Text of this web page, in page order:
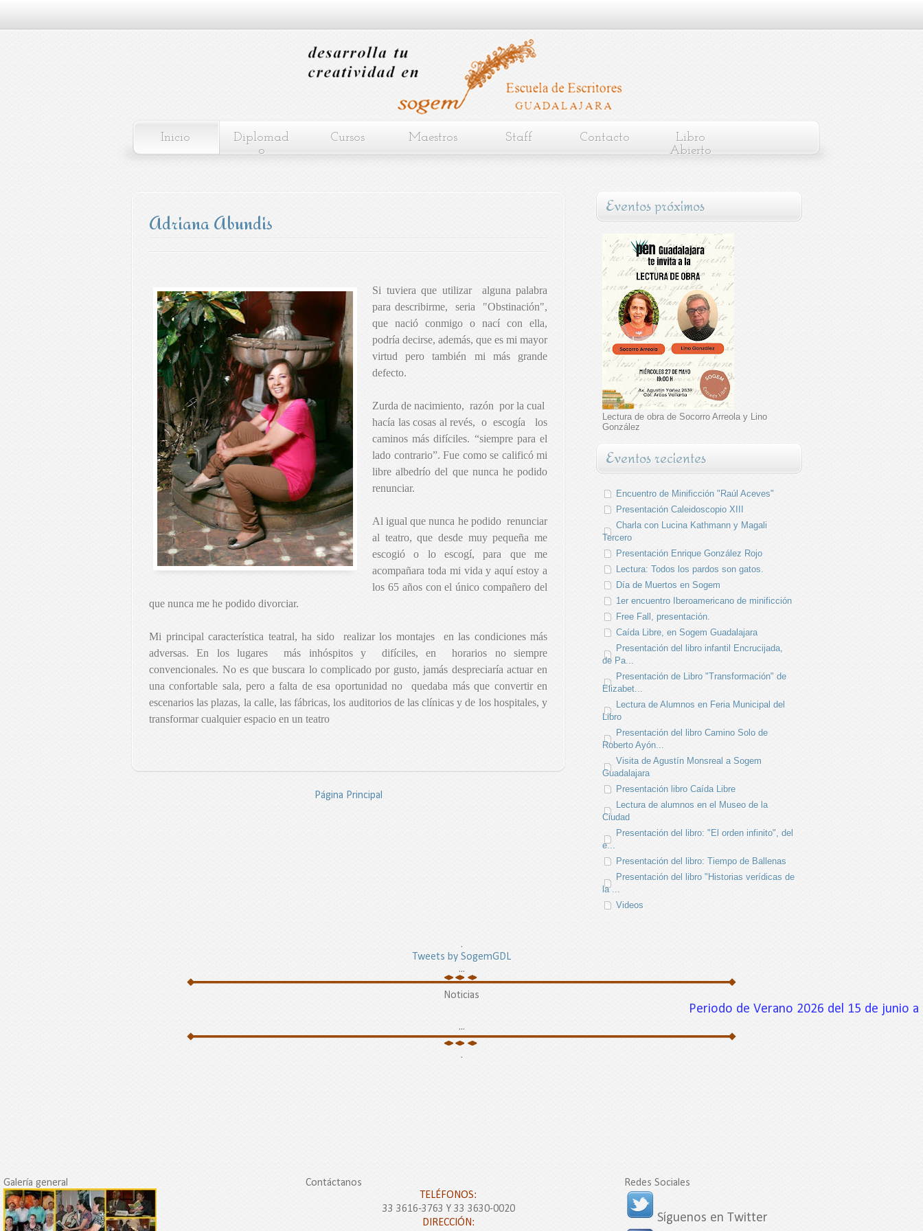
Inicio
Diplomad
o
Cursos Maestros Staff Contacto
Libro
Abierto
Adriana Abundis
Si tuviera que utilizar
alguna palabra
para describirme,
seria
"Obstinación",
que nació conmigo o nací con ella,
podría decirse, además, que es mi mayor
virtud pero también mi más grande
defecto.
Zurda de nacimiento, razón por la cual
hacía las cosas al revés,
o escogía
los
caminos más difíciles. “siempre para el
lado contrario”. Fue como se calificó mi
libre albedrío del que nunca he podido
renunciar.
Al igual que nunca he podido renunciar
al teatro, que desde muy pequeña me
escogió o lo escogí, para que me
acompañara toda mi vida y aquí estoy a
los 65 años con el único compañero del
que nunca me he podido divorciar.
Mi principal característica teatral, ha sido realizar los montajes
en las condiciones más
adversas. En los lugares
más inhóspitos y difíciles, en
horarios no siempre
convencionales. No es que buscara lo complicado por gusto, jamás despreciaría actuar en
una confortable sala, pero a falta de esa oportunidad no
quedaba más que convertir en
escenarios las plazas, la calle, las fábricas, los auditorios de las clínicas y de los hospitales, y
transformar cualquier espacio en un teatro
Página Principal
Eventos próximos
Lectura de obra de Socorro Arreola y Lino
González
Eventos recientes
Encuentro de Minificción "Raúl Aceves"
Presentación Caleidoscopio XIII
Charla con Lucina Kathmann y Magali
Tercero
Presentación Enrique González Rojo
Lectura: Todos los pardos son gatos.
Día de Muertos en Sogem
1er encuentro Iberoamericano de minificción
Free Fall, presentación.
Caída Libre, en Sogem Guadalajara
Presentación del libro infantil Encrucijada,
de Pa...
Presentación de Libro "Transformación" de
Elizabet...
Lectura de Alumnos en Feria Municipal del
Libro
Presentación del libro Camino Solo de
Roberto Ayón...
Visita de Agustín Monsreal a Sogem
Guadalajara
Presentación libro Caída Libre
Lectura de alumnos en el Museo de la
Ciudad
Presentación del libro: "El orden infinito", del
e...
Presentación del libro: Tiempo de Ballenas
Presentación del libro "Historias verídicas de
la ...
Videos
.
Tweets by SogemGDL
...
Noticias
Periodo de Verano 2026 del 15 de junio al 7
...
.
Galería general
Contáctanos
TELÉFONOS:
33 3616-3763 Y 33 3630-0020
DIRECCIÓN:
Redes Sociales
Síguenos en Twitter